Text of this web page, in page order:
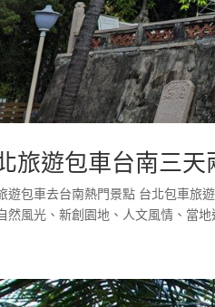
旅遊包車台南三天
遊包車去台南熱門景點 台北包車旅
然風光、新創園地、人文風情、當